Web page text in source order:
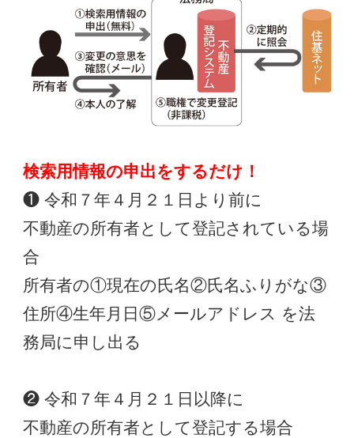
検索用情報の申出をするだけ！
❶ 令和７年４月２１日より前に
不動産の所有者として登記されている場
合
所有者の①現在の氏名②氏名ふりがな③
住所④生年月日⑤メールアドレス を法
務局に申し出る
❷ 令和７年４月２１日以降に
不動産の所有者として登記する場合